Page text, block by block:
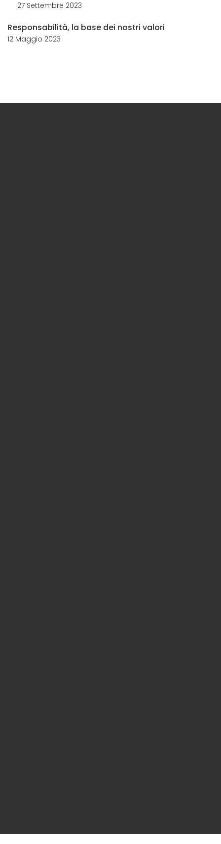
27 Settembre 2023
Responsabilità, la base dei nostri valori
12 Maggio 2023